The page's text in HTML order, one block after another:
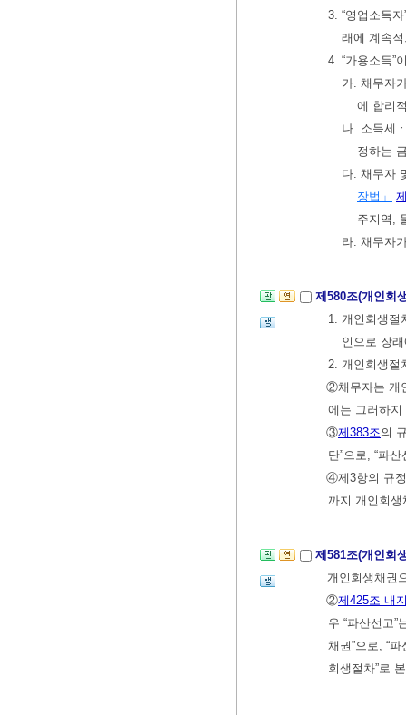
3. “영업소득
래에 계속
4. “가용소득”
가. 채무자
에 합리
나. 소득세
정하는
다. 채무자
장법」
주지역,
라. 채무자
제580조(개인회
1. 개인회생절
인으로 장
2. 개인회생절
②채무자는 개
에는 그러하지
③제383조의
단”으로, “파
④제3항의 규
까지 개인회
제581조(개인회
개인회생채권
②제425조 내
우 “파산선고”
채권”으로, “
회생절차”로